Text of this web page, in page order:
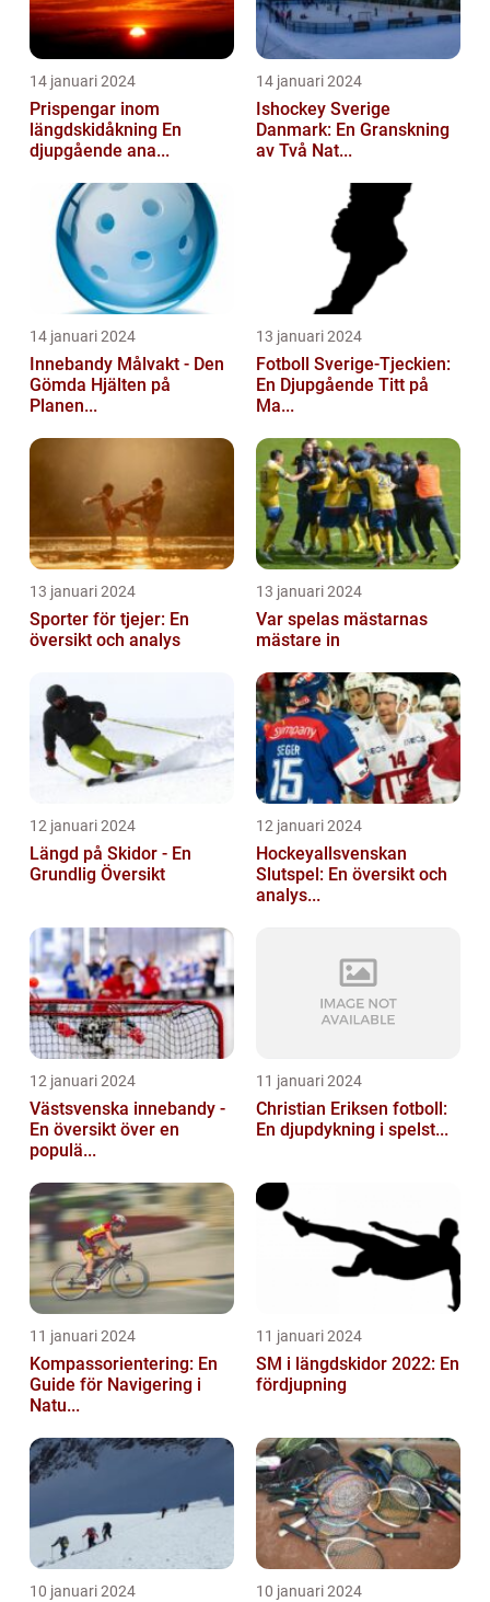
14 januari 2024
Prispengar inom
längdskidåkning En
djupgående ana...
14 januari 2024
Ishockey Sverige
Danmark: En Granskning
av Två Nat...
14 januari 2024
Innebandy Målvakt - Den
Gömda Hjälten på
Planen...
13 januari 2024
Fotboll Sverige-Tjeckien:
En Djupgående Titt på
Ma...
13 januari 2024
Sporter för tjejer: En
översikt och analys
13 januari 2024
Var spelas mästarnas
mästare in
12 januari 2024
Längd på Skidor - En
Grundlig Översikt
12 januari 2024
Hockeyallsvenskan
Slutspel: En översikt och
analys...
12 januari 2024
Västsvenska innebandy -
En översikt över en
populä...
11 januari 2024
Christian Eriksen fotboll:
En djupdykning i spelst...
11 januari 2024
Kompassorientering: En
Guide för Navigering i
Natu...
11 januari 2024
SM i längdskidor 2022: En
fördjupning
10 januari 2024 10 januari 2024